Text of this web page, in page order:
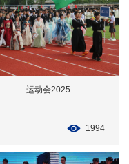
运动会2025
1994